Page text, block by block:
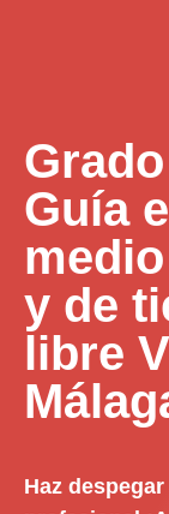
Guía
y de
libre
Haz